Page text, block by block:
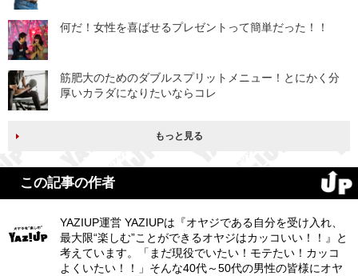
何だ！女性を喜ばせるプレゼントって簡単だった！！
筋肥大のためのダブルスプリットメニュー！とにかく分
厚いカラダになりたいならコレ
もっと見る
この記事の作者
YAZIUP運営 YAZIUPは『オヤジである自分を受け入れ、
最大限“楽しむ”ことができるオヤジはカッコいい！！』と
考えています。「まだ現役でいたい！モテたい！カッコ
よくいたい！！」そんな40代～50代の男性の皆様にオヤ